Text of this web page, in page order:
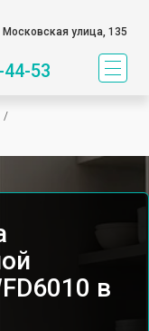
Московская улица, 135
53
/
в